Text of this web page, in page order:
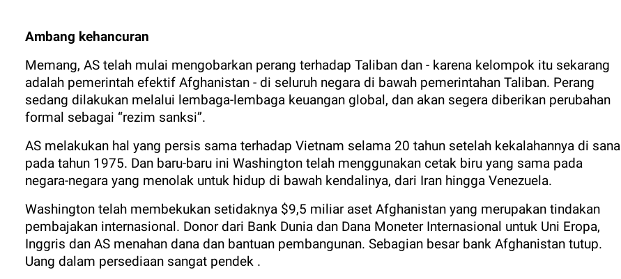
Ambang kehancuran
Memang, AS telah mulai mengobarkan perang terhadap Taliban dan - karena kelompok itu sekarang
adalah pemerintah efektif Afghanistan - di seluruh negara di bawah pemerintahan Taliban. Perang
sedang dilakukan melalui lembaga-lembaga keuangan global, dan akan segera diberikan perubahan
formal sebagai “rezim sanksi”.
AS melakukan hal yang persis sama terhadap Vietnam selama 20 tahun setelah kekalahannya di sana
pada tahun 1975. Dan baru-baru ini Washington telah menggunakan cetak biru yang sama pada
negara-negara yang menolak untuk hidup di bawah kendalinya, dari Iran hingga Venezuela.
Washington telah membekukan setidaknya $9,5 miliar aset Afghanistan yang merupakan tindakan
pembajakan internasional. Donor dari Bank Dunia dan Dana Moneter Internasional untuk Uni Eropa,
Inggris dan AS menahan dana dan bantuan pembangunan. Sebagian besar bank Afghanistan tutup.
Uang dalam persediaan sangat pendek .